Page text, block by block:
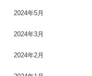
2024年5月
2024年3月
2024年2月